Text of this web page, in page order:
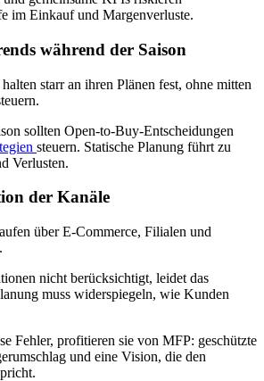
im Einkauf und Margenverluste.
während der Saison
starr an ihren Plänen fest, ohne mitten
sollten Open-to-Buy-Entscheidungen
steuern. Statische Planung führt zu
Verlusten.
der Kanäle
über E-Commerce, Filialen und
nicht berücksichtigt, leidet das
muss widerspiegeln, wie Kunden
Fehler, profitieren sie von MFP: geschützte
und eine Vision, die den